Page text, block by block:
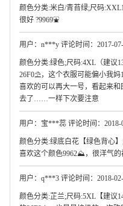
颜色分类:米白/青苔绿;尺码
很好 ?9969⛲
用户：n***y 评论时间：2017-07-
颜色分类:绿色;尺码:4XL（建议
26F0⛱，这个衣服可能偏小我妈
喜欢的可以再大一号，看起来
去了……一样下次要注意
用户：宝***蕊 评论时间：2018-
颜色分类:绿底白花【绿色背心
喜欢这个颜色9962⛰，很洋气的
用户：q***3 评论时间：2018-
颜色分类:芷兰;尺码:5XL【建议